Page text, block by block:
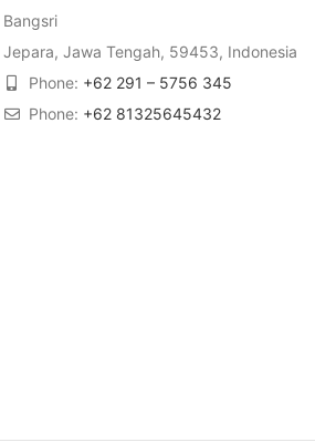
Bangsri
Jepara, Jawa Tengah, 59453, Indonesia
Phone: +62 291 – 5756 345
Phone: +62 81325645432